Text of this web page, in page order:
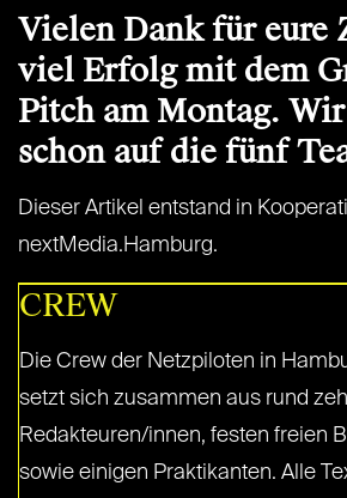
Vielen Dank für eure
viel Erfolg mit dem
Pitch am Montag.
schon auf die fünf
Dieser Artikel entstand in
nextMedia.Hamburg.
CREW
Die Crew der Netzpiloten in
setzt sich zusammen aus rund
Redakteuren/innen, festen freien
sowie einigen Praktikanten. Alle